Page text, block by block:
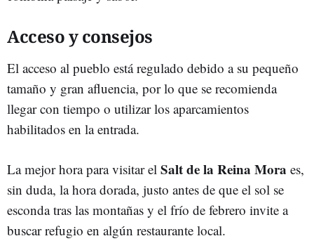
Acceso y consejos
El acceso al pueblo está regulado debido a su pequeño
tamaño y gran afluencia, por lo que se recomienda
llegar con tiempo o utilizar los aparcamientos
habilitados en la entrada.
La mejor hora para visitar el Salt de la Reina Mora es,
sin duda, la hora dorada, justo antes de que el sol se
esconda tras las montañas y el frío de febrero invite a
buscar refugio en algún restaurante local.